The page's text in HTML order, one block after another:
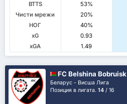
BTTS
53%
Чисти мрежи
20%
НОГ
40%
xG
0.93
xGA
1.49
FC Belshina Bobruisk
Беларус - Висша Лига
Позиция в лигата.14 / 16